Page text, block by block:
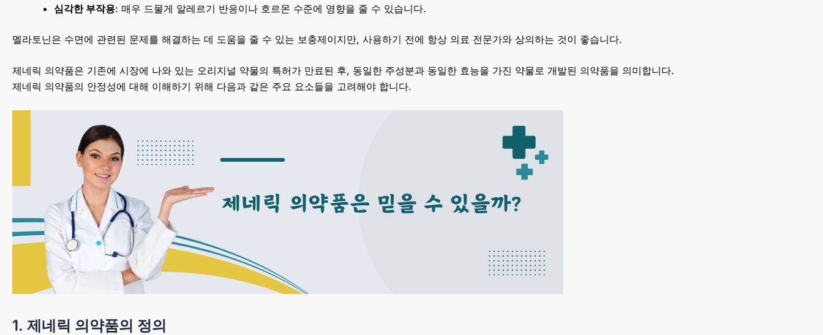
심각한 부작용: 매우 드물게 알레르기 반응이나 호르몬 수준에 영향을 줄 수 있습니다.
멜라토닌은 수면에 관련된 문제를 해결하는 데 도움을 줄 수 있는 보충제이지만, 사용하기 전에 항상 의료 전문가와 상의하는 것이 좋습니다.
제네릭 의약품은 기존에 시장에 나와 있는 오리지널 약물의 특허가 만료된 후, 동일한 주성분과 동일한 효능을 가진 약물로 개발된 의약품을 의미합니다.
제네릭 의약품의 안정성에 대해 이해하기 위해 다음과 같은 주요 요소들을 고려해야 합니다.
1. 제네릭 의약품의 정의